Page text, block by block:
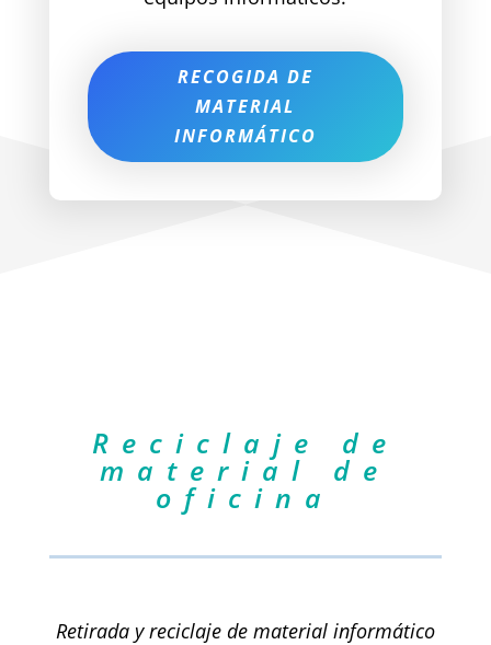
RECOGIDA DE
MATERIAL
INFORMÁTICO
Reciclaje de
material de
oficina
Retirada y reciclaje de material informático